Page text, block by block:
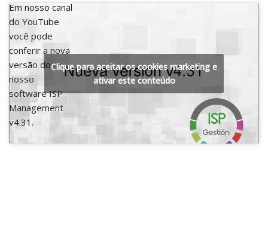
Em nosso canal
do YouTube
você pode
conferir a nova
versão do
nosso
software ISP
Management
v4.31.
Clique para aceitar os cookies marketing e
ativar este conteúdo